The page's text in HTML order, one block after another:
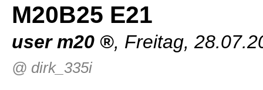
M20B25 E21
user m20 , Freitag,
@ dirk_335i